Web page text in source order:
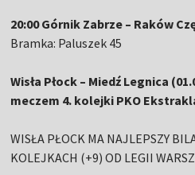
20:00 Górnik Zabrze – Raków
Bramka: Paluszek 45
Wisła Płock – Miedź Legnica
meczem 4. kolejki PKO
WISŁA PŁOCK MA NAJLEPSZY
KOLEJKACH (+9) OD LEGII